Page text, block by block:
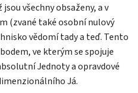
všechny obsaženy, a v
(zvané také osobní nulový
vědomí tady a teď. Tento
ve kterým se spojuje
Jednoty a opravdové
Já.